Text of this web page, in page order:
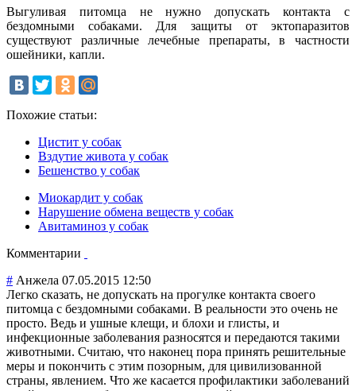
Выгуливая питомца не нужно допускать контакта с
бездомными собаками. Для защиты от эктопаразитов
существуют различные лечебные препараты, в частности
ошейники, капли.
Похожие статьи:
Цистит у собак
Вздутие живота у собак
Бешенство у собак
Миокардит у собак
Нарушение обмена веществ у собак
Авитаминоз у собак
Комментарии
# Анжела 07.05.2015 12:50
Легко сказать, не допускать на прогулке контакта своего
питомца с бездомными собаками. В реальности это очень не
просто. Ведь и ушные клещи, и блохи и глисты, и
инфекционные заболевания разносятся и передаются такими
животными. Считаю, что наконец пора принять решительные
меры и покончить с этим позорным, для цивилизованной
страны, явлением. Что же касается профилактики заболеваний